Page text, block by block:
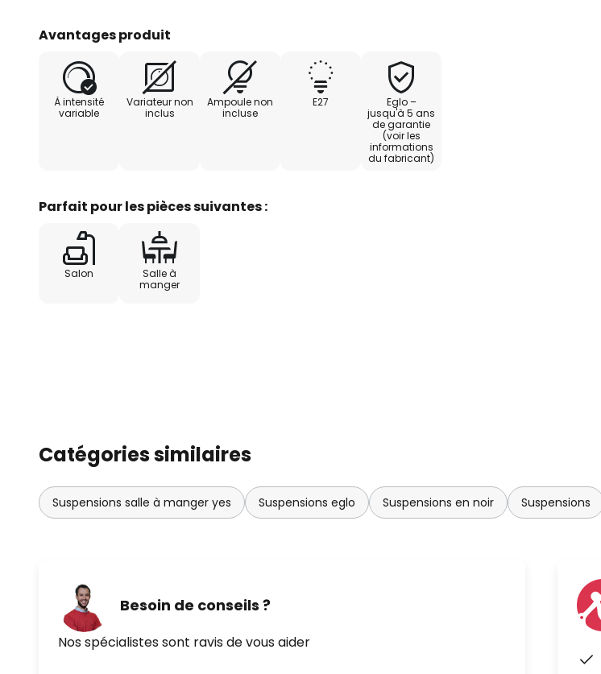
au-dessus de la table de la salle à manger, dans la cuisine au-
dessus d'une table ou d'un comptoir ou encore au-dessus de la
table basse du salon.
Avantages produit
À intensité
variable
Variateur non
inclus
Ampoule non
incluse
E27
Eglo –
jusqu'à 5 ans
de garantie
(voir les
informations
du fabricant)
Parfait pour les pièces suivantes :
Salon
Salle à
manger
Catégories similaires
Suspensions salle à manger yes Suspensions eglo Suspensions en noir Suspensions
Besoin de conseils ?
Nos spécialistes sont ravis de vous aider